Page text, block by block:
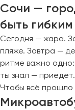
Сочи —
быть гибким
Сегодня — жара.
пляже. Завтра —
ритме важно
ты знал —
Чтобы всё прошло